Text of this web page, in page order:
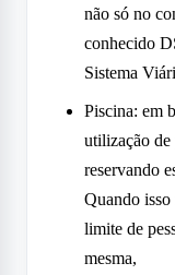
não só no
conhecido
Sistema
Piscina: em
utilização de
reservando
Quando isso
limite de
mesma,